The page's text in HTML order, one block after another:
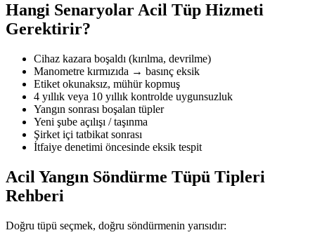
Hangi Senaryolar Acil Tüp Hizmeti
Gerektirir?
Cihaz kazara boşaldı (kırılma, devrilme)
Manometre kırmızıda → basınç eksik
Etiket okunaksız, mühür kopmuş
4 yıllık veya 10 yıllık kontrolde uygunsuzluk
Yangın sonrası boşalan tüpler
Yeni şube açılışı / taşınma
Şirket içi tatbikat sonrası
İtfaiye denetimi öncesinde eksik tespit
Acil Yangın Söndürme Tüpü Tipleri
Rehberi
Doğru tüpü seçmek, doğru söndürmenin yarısıdır: